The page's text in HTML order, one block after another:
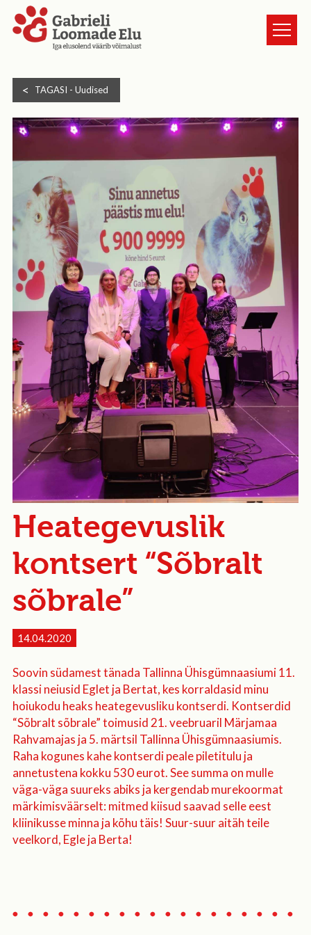
TURVAKODUST
LOOMAD
UUDISED
ANNETA
KASSI VÕTMINE
GALERII
HEA TEADA
TULE VABATAHTLIKUKS
KONTAKT
TAGASI - Uudised
Heategevuslik
kontsert “Sõbralt
sõbrale”
14.04.2020
Soovin südamest tänada Tallinna Ühisgümnaasiumi 11.
klassi neiusid Eglet ja Bertat, kes korraldasid minu
hoiukodu heaks heategevusliku kontserdi. Kontserdid
“Sõbralt sõbrale” toimusid 21. veebruaril Märjamaa
Rahvamajas ja 5. märtsil Tallinna Ühisgümnaasiumis.
Raha kogunes kahe kontserdi peale piletitulu ja
annetustena kokku 530 eurot. See summa on mulle
väga-väga suureks abiks ja kergendab murekoormat
märkimisväärselt: mitmed kiisud saavad selle eest
kliinikusse minna ja kõhu täis! Suur-suur aitäh teile
veelkord, Egle ja Berta!